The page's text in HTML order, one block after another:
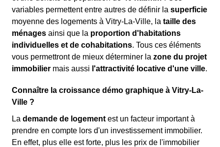
variables permettent entre autres de définir la superficie
moyenne des logements à Vitry-La-Ville, la taille des
ménages ainsi que la proportion d'habitations
individuelles et de cohabitations. Tous ces éléments
vous permettront de mieux déterminer la zone du projet
immobilier mais aussi l'attractivité locative d'une ville.
Connaître la croissance démo graphique à Vitry-La-
Ville ?
La demande de logement est un facteur important à
prendre en compte lors d'un investissement immobilier.
En effet, plus elle est forte, plus les prix de l'immobilier